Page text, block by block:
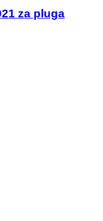
za pluga